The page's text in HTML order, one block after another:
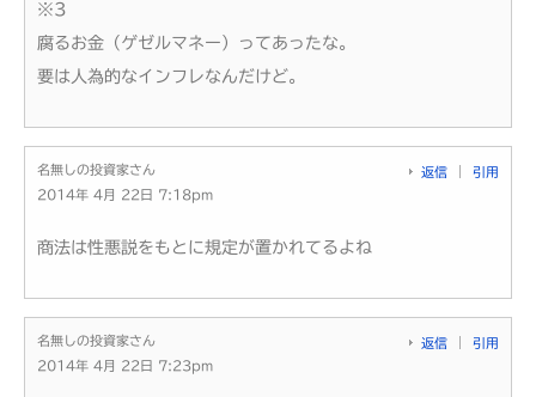
※3
腐るお金（ゲゼルマネー）ってあったな。
要は人為的なインフレなんだけど。
名無しの投資家さん
2014年 4月 22日 7:18pm
返信 引用
商法は性悪説をもとに規定が置かれてるよね
名無しの投資家さん
2014年 4月 22日 7:23pm
返信 引用